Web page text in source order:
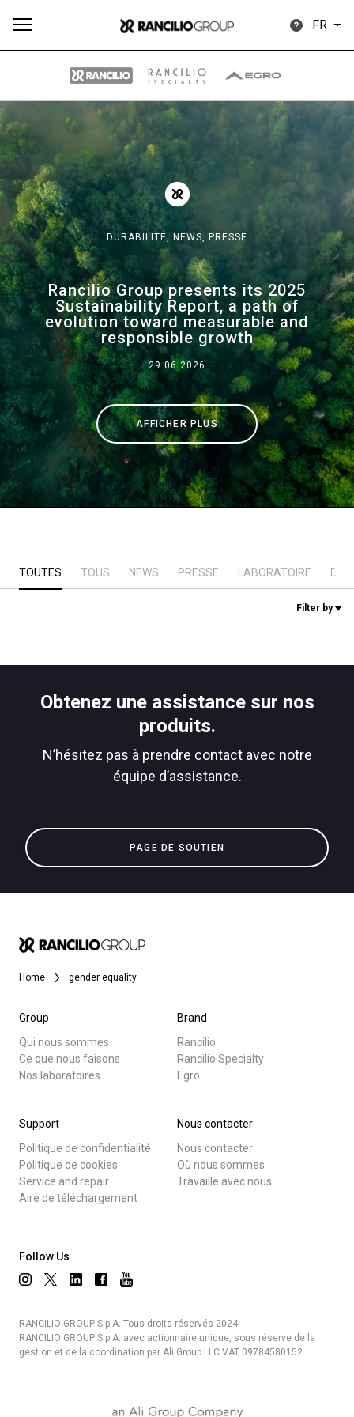
FR
DURABILITÉ, NEWS, PRESSE
Rancilio Group presents its 2025
Sustainability Report, a path of
evolution toward measurable and
responsible growth
29.06.2026
AFFICHER PLUS
TOUTES TOUS NEWS PRESSE LABORATOIRE
Filter by
Obtenez une assistance sur nos
produits.
N’hésitez pas à prendre contact avec notre
équipe d’assistance.
PAGE DE SOUTIEN
Home gender equality
Group
Qui nous sommes
Ce que nous faisons
Nos laboratoires
Brand
Rancilio
Rancilio Specialty
Egro
Support
Politique de confidentialité
Politique de cookies
Service and repair
Aire de téléchargement
Nous contacter
Nous contacter
Où nous sommes
Travaille avec nous
Follow Us
RANCILIO GROUP S.p.A. Tous droits réservés 2024.
RANCILIO GROUP S.p.A. avec actionnaire unique, sous réserve de la
gestion et de la coordination par Ali Group LLC VAT 09784580152
Toutes Produits Nouvelles Télécharger
Our brands
Group
News
Histoire
Nos laboratoires
Nous contacter